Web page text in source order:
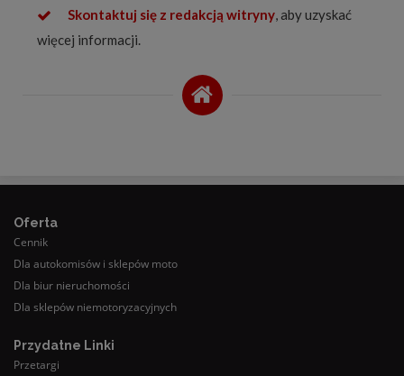
Skontaktuj się z redakcją witryny, aby uzyskać
więcej informacji.
Oferta
Cennik
Dla autokomisów i sklepów moto
Dla biur nieruchomości
Dla sklepów niemotoryzacyjnych
Przydatne Linki
Przetargi